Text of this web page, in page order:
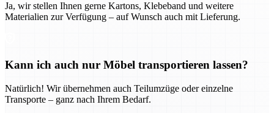
Ja, wir stellen Ihnen gerne Kartons, Klebeband und weitere
Materialien zur Verfügung – auf Wunsch auch mit Lieferung.
Kann ich auch nur Möbel transportieren lassen?
Natürlich! Wir übernehmen auch Teilumzüge oder einzelne
Transporte – ganz nach Ihrem Bedarf.